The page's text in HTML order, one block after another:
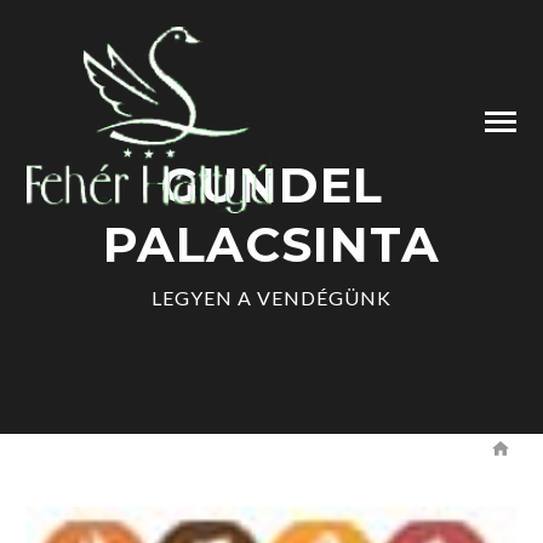
GUNDEL
PALACSINTA
LEGYEN A VENDÉGÜNK